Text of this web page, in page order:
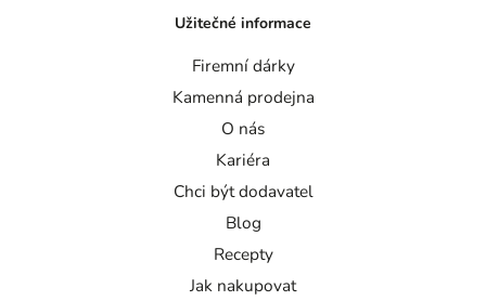
Užitečné informace
Firemní dárky
Kamenná prodejna
O nás
Kariéra
Chci být dodavatel
Blog
Recepty
Jak nakupovat